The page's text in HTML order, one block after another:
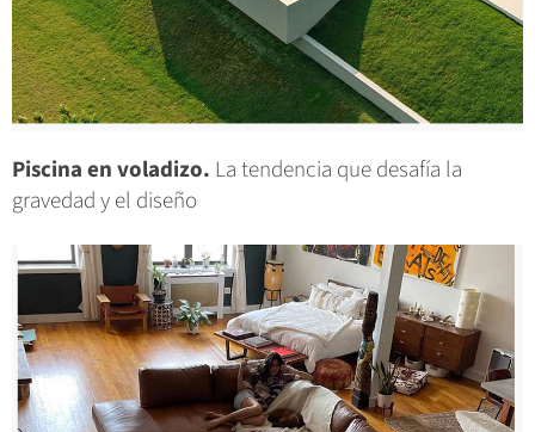
Piscina en voladizo. La tendencia que desafía la
gravedad y el diseño